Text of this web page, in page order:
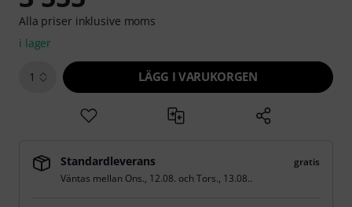
Alla priser inklusive moms
i lager
1 LÄGG I VARUKORGEN
Standardleverans
gratis
Väntas mellan Ons., 12.08. ochTors., 13.08..